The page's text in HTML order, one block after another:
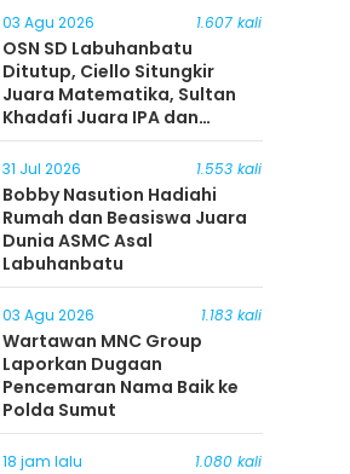
03 Agu 2026 1.607 kali
OSN SD Labuhanbatu
Ditutup, Ciello Situngkir
Juara Matematika, Sultan
Khadafi Juara IPA dan
Timothy Rangkuti Juara IPS
31 Jul 2026 1.553 kali
Bobby Nasution Hadiahi
Rumah dan Beasiswa Juara
Dunia ASMC Asal
Labuhanbatu
03 Agu 2026 1.183 kali
Wartawan MNC Group
Laporkan Dugaan
Pencemaran Nama Baik ke
Polda Sumut
18 jam lalu 1.080 kali